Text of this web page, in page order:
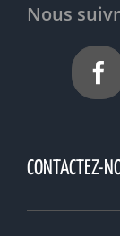
Nous
CONTACTEZ-